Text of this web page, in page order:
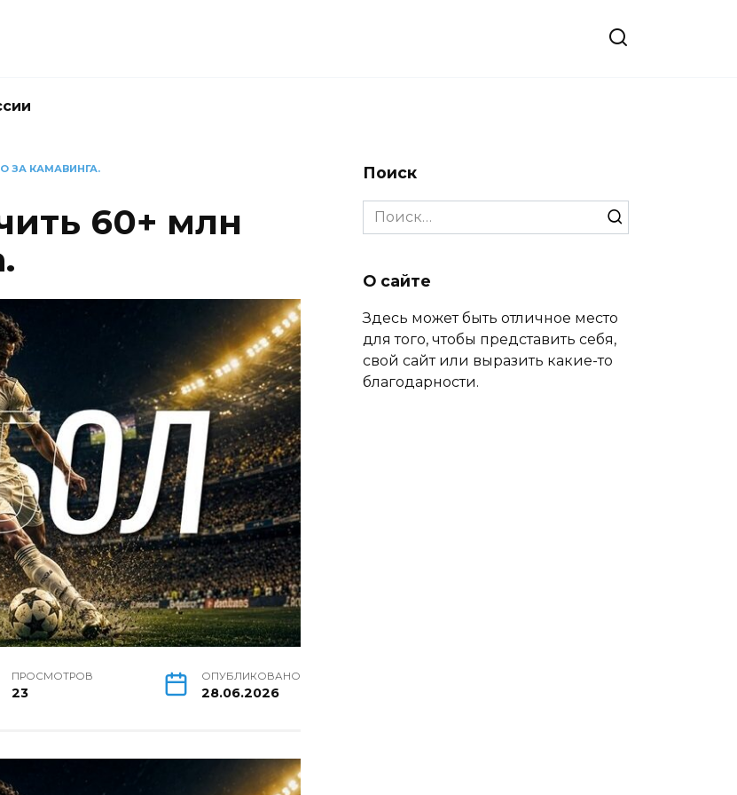
ЗА КАМАВИНГА.
60+ млн
ПРОСМОТРОВ
23
ОПУБЛИКОВАНО
28.06.2026
Поиск
Search
for:
О сайте
Здесь может быть отличное место
для того, чтобы представить себя,
свой сайт или выразить какие-то
благодарности.